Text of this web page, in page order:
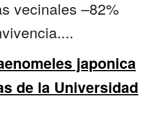
vecinales –82%
japonica
de la Universidad